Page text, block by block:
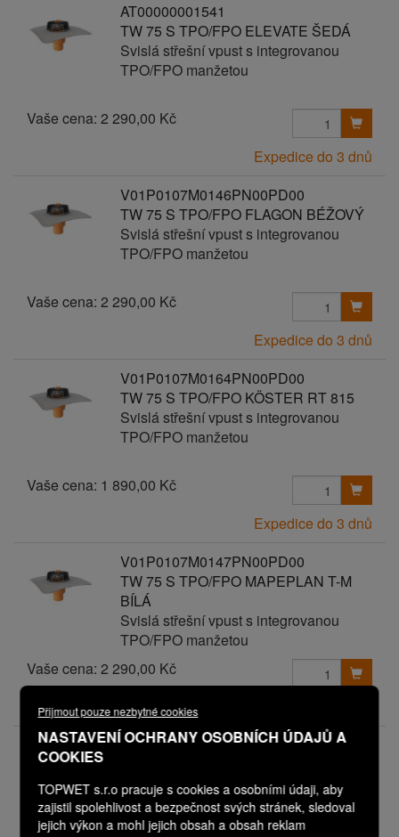
Přijmout pouze nezbytné cookies
NASTAVENÍ OCHRANY OSOBNÍCH ÚDAJŮ A
COOKIES
TOPWET s.r.o pracuje s cookies a osobními údaji, aby
zajistil spolehlivost a bezpečnost svých stránek, sledoval
jejich výkon a mohl jejich obsah a obsah reklam
AT00000001541
TW 75 S TPO/FPO ELEVATE ŠEDÁ
Svislá střešní vpust s integrovanou
TPO/FPO manžetou
Vaše cena: 2 290,00 Kč
Expedice do 3 dnů
V01P0107M0146PN00PD00
TW 75 S TPO/FPO FLAGON BÉŽOVÝ
Svislá střešní vpust s integrovanou
TPO/FPO manžetou
Vaše cena: 2 290,00 Kč
Expedice do 3 dnů
V01P0107M0164PN00PD00
TW 75 S TPO/FPO KÖSTER RT 815
Svislá střešní vpust s integrovanou
TPO/FPO manžetou
Vaše cena: 1 890,00 Kč
Expedice do 3 dnů
V01P0107M0147PN00PD00
TW 75 S TPO/FPO MAPEPLAN T-M
BÍLÁ
Svislá střešní vpust s integrovanou
TPO/FPO manžetou
Vaše cena: 2 290,00 Kč
V01P0107M0148PN00PD00
TM.ŠEDÁ
Svislá střešní vpust s integrovanou
TPO/FPO manžetou